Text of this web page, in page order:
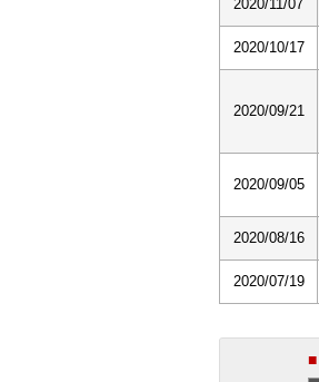
2020/11/07
2020/10/17
2020/09/21
2020/09/05
2020/08/16
2020/07/19
■